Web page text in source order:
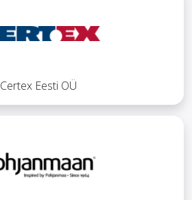
Certex Eesti OÜ